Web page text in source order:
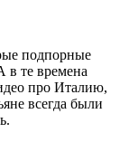
подпорные
в те времена
про Италию,
всегда были